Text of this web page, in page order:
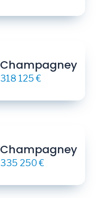
Champagney
318 125 €
Champagney
335 250 €